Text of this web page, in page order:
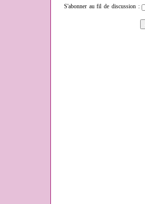
S'abonner au fil de discussion :